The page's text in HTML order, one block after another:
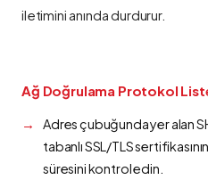
iletimini anında durdurur.
Ağ Doğrulama Protokol
Adres çubuğunda yer alan
tabanlı SSL/TLS
süresini kontrol edin.